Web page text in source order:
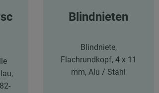
Blindnieten
Blindniete,
Flachrundkopf, 4 x 11
mm, Alu / Stahl